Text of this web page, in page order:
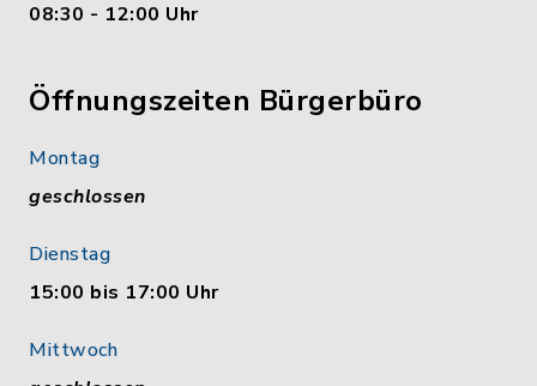
08:30 - 12:00 Uhr
Öffnungszeiten Bürgerbüro
Montag
geschlossen
Dienstag
15:00 bis 17:00 Uhr
Mittwoch